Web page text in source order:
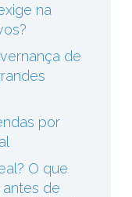
na
de
por
O que
de